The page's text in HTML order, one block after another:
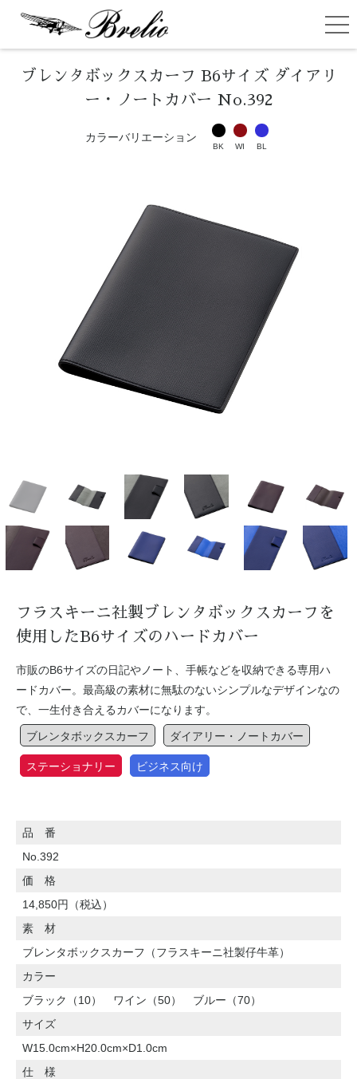
ブレンタボックスカーフ B6サイズ ダイアリ
ー・ノートカバー No.392
カラーバリエーション
BK WI BL
フラスキーニ社製ブレンタボックスカーフを
使用したB6サイズのハードカバー
市販のB6サイズの日記やノート、手帳などを収納できる専用ハ
ードカバー。最高級の素材に無駄のないシンプルなデザインなの
で、一生付き合えるカバーになります。
ブレンタボックスカーフ ダイアリー・ノートカバー
ステーショナリー ビジネス向け
品 番
No.392
価 格
14,850円（税込）
素 材
ブレンタボックスカーフ（フラスキーニ社製仔牛革）
カラー
ブラック（10） ワイン（50） ブルー（70）
サイズ
W15.0cm×H20.0cm×D1.0cm
仕 様